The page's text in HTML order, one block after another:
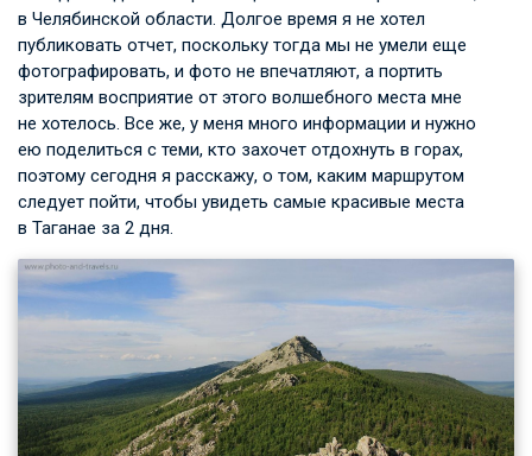
в Челябинской области. Долгое время я не хотел
публиковать отчет, поскольку тогда мы не умели еще
фотографировать, и фото не впечатляют, а портить
зрителям восприятие от этого волшебного места мне
не хотелось. Все же, у меня много информации и нужно
ею поделиться с теми, кто захочет отдохнуть в горах,
поэтому сегодня я расскажу, о том, каким маршрутом
следует пойти, чтобы увидеть самые красивые места
в Таганае за 2 дня.